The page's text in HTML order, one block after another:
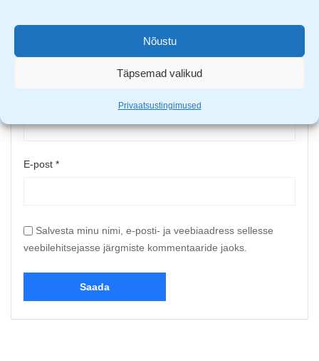
Nõustu
Täpsemad valikud
Privaatsustingimused
Upload up to 5 images or videos
E-post *
Salvesta minu nimi, e-posti- ja veebiaadress sellesse
veebilehitsejasse järgmiste kommentaaride jaoks.